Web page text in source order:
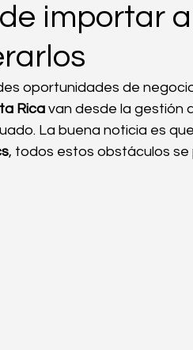
Unitarización
Internacionales
importar
oportunidades de
Rica van desde la gestión
La buena noticia es
, todos estos obstáculos